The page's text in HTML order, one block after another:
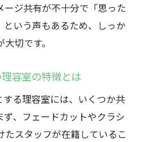
ジ共有が不十分で「思った
という声もあるため、しっか
切です。
容室の特徴とは
する理容室には、いくつか共
、フェードカットやクラシ
たスタッフが在籍しているこ